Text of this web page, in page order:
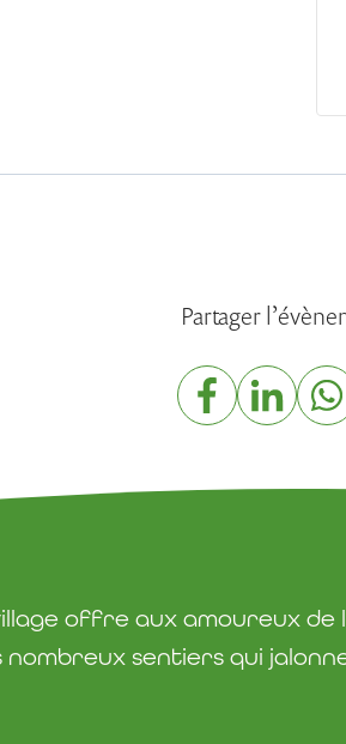
Partager
offre aux amoureux
nombreux sentiers qui